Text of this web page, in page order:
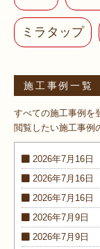
ミラタップ
施工事例一覧
すべての施工事例を
閲覧したい施工事例
2026年7月16日
2026年7月16日
2026年7月16日
2026年7月9日
2026年7月9日